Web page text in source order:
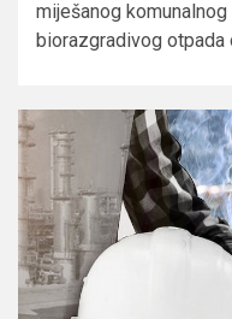
miješanog
biorazgradivog otpada